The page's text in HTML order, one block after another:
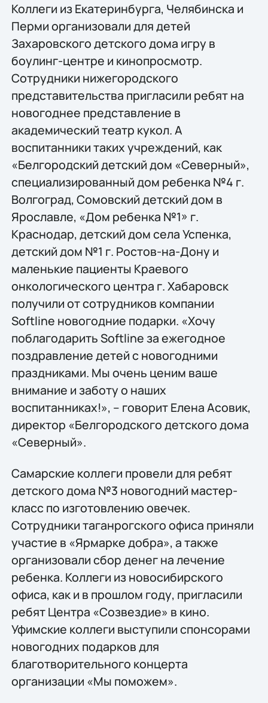
Коллеги из Екатеринбурга, Челябинска и
Перми организовали для детей
Захаровского детского дома игру в
боулинг-центре и кинопросмотр.
Сотрудники нижегородского
представительства пригласили ребят на
новогоднее представление в
академический театр кукол. А
воспитанники таких учреждений, как
«Белгородский детский дом «Северный»,
специализированный дом ребенка №4 г.
Волгоград, Сомовский детский дом в
Ярославле, «Дом ребенка №1» г.
Краснодар, детский дом села Успенка,
детский дом №1 г. Ростов-на-Дону и
маленькие пациенты Краевого
онкологического центра г. Хабаровск
получили от сотрудников компании
Softline новогодние подарки. «Хочу
поблагодарить Softline за ежегодное
поздравление детей с новогодними
праздниками. Мы очень ценим ваше
внимание и заботу о наших
воспитанниках!», – говорит Елена Асовик,
директор «Белгородского детского дома
«Северный».
Самарские коллеги провели для ребят
детского дома №3 новогодний мастер-
класс по изготовлению овечек.
Сотрудники таганрогского офиса приняли
участие в «Ярмарке добра», а также
организовали сбор денег на лечение
ребенка. Коллеги из новосибирского
офиса, как и в прошлом году, пригласили
ребят Центра «Созвездие» в кино.
Уфимские коллеги выступили спонсорами
новогодних подарков для
благотворительного концерта
организации «Мы поможем».